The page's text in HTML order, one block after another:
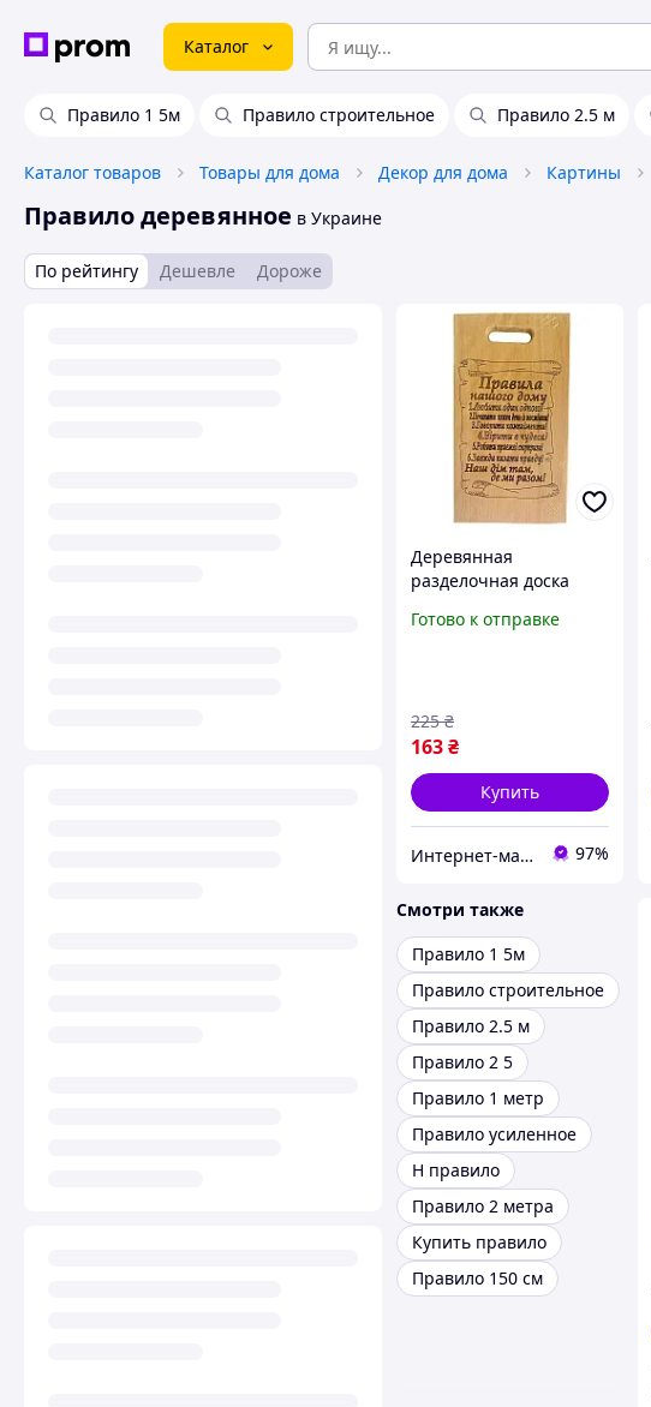
Каталог
Правило 1 5м Правило строительное Правило 2.5 м
Каталог товаров Товары для дома Декор для дома Картины
Правило деревянное в Украине
По рейтингу Дешевле Дороже
Деревянная
разделочная доска
Готово к отправке
163₴
225 ₴
Купить
Интернет-магазин "Украинские Подарки" 97%
Смотри также
Правило 1 5м
Правило строительное
Правило 2.5 м
Правило 2 5
Правило 1 метр
Правило усиленное
H правило
Правило 2 метра
Купить правило
Правило 150 см